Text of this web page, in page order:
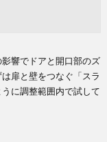
響でドアと開口部のズ
扉と壁をつなぐ「スラ
に調整範囲内で試して